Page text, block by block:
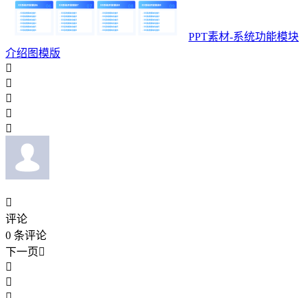
PPT素材-系统功能模块
介绍图模版






评论
0 条评论
下一页

